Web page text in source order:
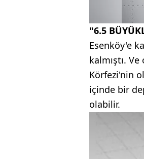
"6.5
Esenköy'e
kalmıştı.
Körfezi'nin
içinde bir
olabilir.